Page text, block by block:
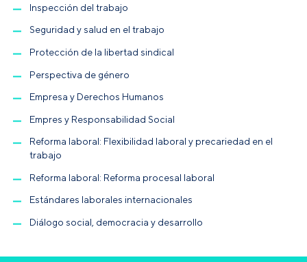
Inspección del trabajo
Seguridad y salud en el trabajo
Protección de la libertad sindical
Perspectiva de género
Empresa y Derechos Humanos
Empres y Responsabilidad Social
Reforma laboral: Flexibilidad laboral y precariedad en el
trabajo
Reforma laboral: Reforma procesal laboral
Estándares laborales internacionales
Diálogo social, democracia y desarrollo